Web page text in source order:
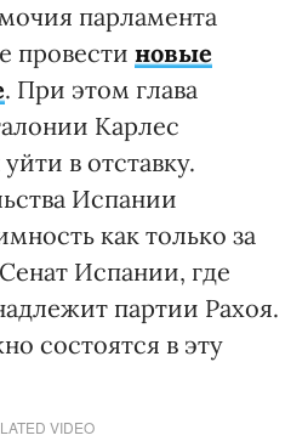
парламента
провести новые
. При этом глава
Карлес
в отставку.
Испании
как только за
Испании, где
партии Рахоя.
состоятся в эту
VIDEO